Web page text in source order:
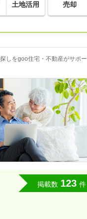
土地活用 売却
しをgoo住宅・不動産がサポー
掲載数 123 件